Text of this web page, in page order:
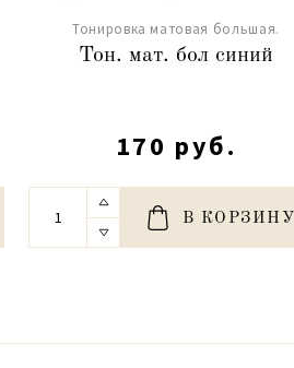
Тонировка матовая большая.
Тон. мат. бол синий
170 руб.
В КОРЗИНУ